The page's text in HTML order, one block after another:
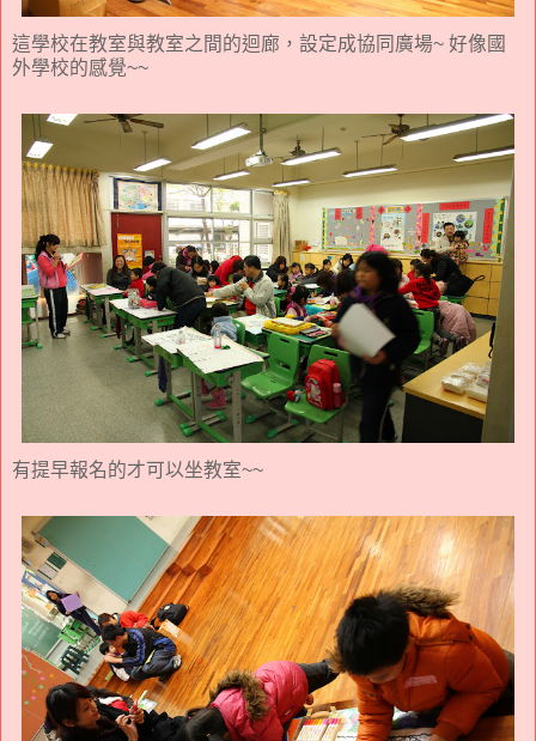
這學校在教室與教室之間的迴廊，設定成協同廣場~ 好像國
外學校的感覺~~
有提早報名的才可以坐教室~~